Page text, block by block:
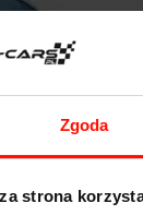
Zgoda
strona